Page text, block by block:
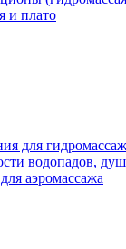
и плато
для
водопадов,
аэромассажа